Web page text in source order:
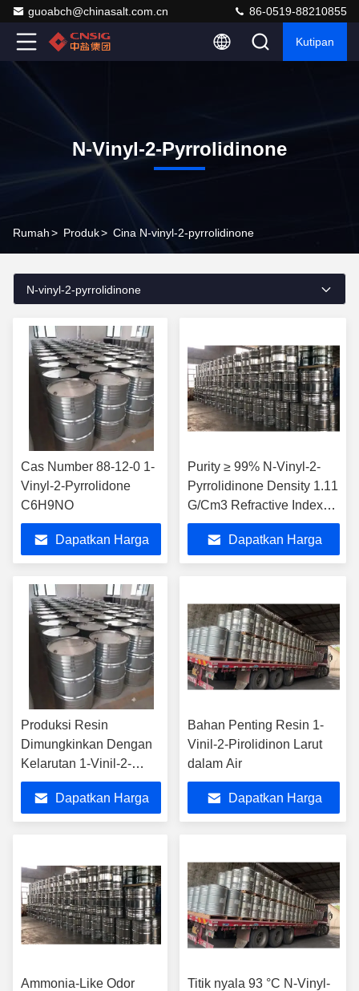
guoabch@chinasalt.com.cn 86-0519-88210855
Kutipan
N-Vinyl-2-Pyrrolidinone
Rumah> Produk> Cina N-vinyl-2-pyrrolidinone
N-vinyl-2-pyrrolidinone
Cas Number 88-12-0 1-
Vinyl-2-Pyrrolidone
C6H9NO
Dapatkan Harga
Purity ≥ 99% N-Vinyl-2-
Pyrrolidinone Density 1.11
G/Cm3 Refractive Index
N20/D 1.468
Dapatkan Harga
Produksi Resin
Dimungkinkan Dengan
Kelarutan 1-Vinil-2-
Pirolidon yang Sangat
Baik Dalam Aseton
Dapatkan Harga
Bahan Penting Resin 1-
Vinil-2-Pirolidinon Larut
dalam Air
Dapatkan Harga
Ammonia-Like Odor
Titik nyala 93 °C N-Vinyl-